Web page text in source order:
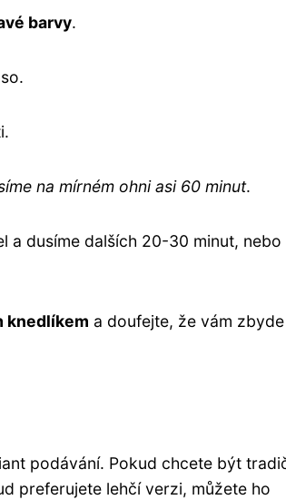
barvy.
na mírném ohni asi 60 minut.
a dusíme dalších 20-30 minut, nebo
knedlíkem a doufejte, že vám zbyde
podávání. Pokud chcete být
preferujete lehčí verzi, můžete ho